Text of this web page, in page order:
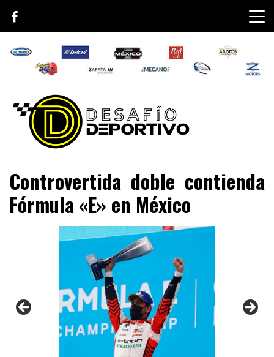
content
Desafío Deportivo
Controvertida doble contienda
Fórmula «E» en México